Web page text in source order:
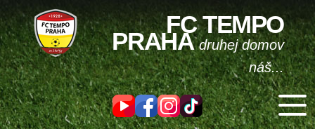
FC TEMPO
PRAHAdruhej domov
náš...